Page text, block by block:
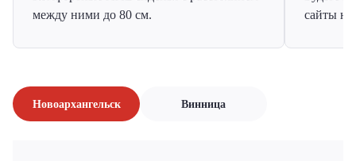
между ними до 80 см.
сайты на
Новоархангельск Винница